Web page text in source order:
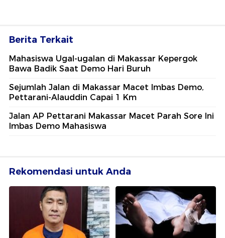
Berita Terkait
Mahasiswa Ugal-ugalan di Makassar Kepergok
Bawa Badik Saat Demo Hari Buruh
Sejumlah Jalan di Makassar Macet Imbas Demo,
Pettarani-Alauddin Capai 1 Km
Jalan AP Pettarani Makassar Macet Parah Sore Ini
Imbas Demo Mahasiswa
Rekomendasi untuk Anda